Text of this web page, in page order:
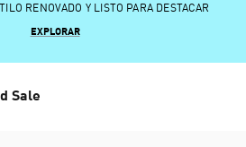
RENOVADO Y LISTO PARA DESTACAR
EXPLORAR
Sale